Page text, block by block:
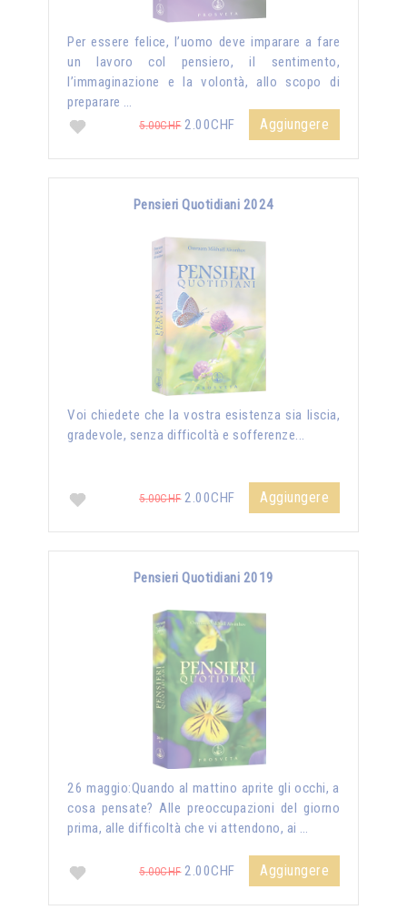
Per essere felice, l’uomo deve imparare a fare
un lavoro col pensiero, il sentimento,
l’immaginazione e la volontà, allo scopo di
preparare …
5.00CHF2.00CHF Aggiungere
Pensieri Quotidiani 2024
Voi chiedete che la vostra esistenza sia liscia,
gradevole, senza difficoltà e sofferenze...
5.00CHF2.00CHF Aggiungere
Pensieri Quotidiani 2019
26 maggio:Quando al mattino aprite gli occhi, a
cosa pensate? Alle preoccupazioni del giorno
prima, alle difficoltà che vi attendono, ai …
5.00CHF2.00CHF Aggiungere